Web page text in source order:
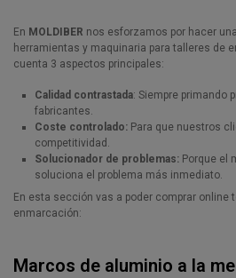
En MOLDIBER nos esforzamos por hacer
herramientas y maquinaria para talleres de
cuenta 3 aspectos principales:
Calidad contrastada: Siempre primando
fabricantes.
Coste controlado: Para que nuestros
competitividad.
Solucionador de problemas: Porque el
soluciona el problema más inmediato.
En esta sección vas a poder comprar online
enmarcación:
Marcos de aluminio a la